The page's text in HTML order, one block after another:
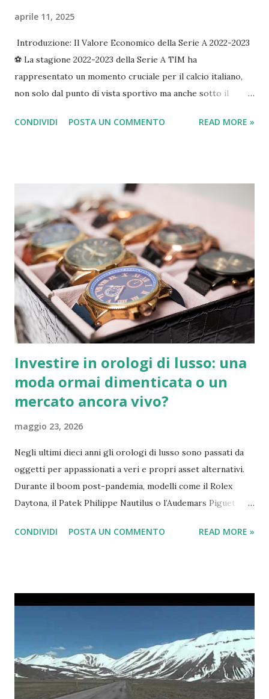
aprile 11, 2025
Introduzione: Il Valore Economico della Serie A 2022-2023
⚽️ La stagione 2022-2023 della Serie A TIM ha
rappresentato un momento cruciale per il calcio italiano,
non solo dal punto di vista sportivo ma anche sotto il
post-pandemica e di rinnovate ambizioni europee, l'analisi
Serie A si conferma un comparto industriale di primo
livello, capace di generare un impatto significativo sul PIL
nazionale, stimato in oltre 11 miliardi di euro considerando
effetti diretti, indiretti e indotti, e sostenendo quasi
130.000 posti di lavoro. La stagione 2022-2023 è stata
particolarmente ricca di eventi sportivi di rilievo. Il Napoli
ha conquistato il suo terzo Scudetto a 33 anni dall'ultimo
trionfo, un successo storico che ha avuto un impatto
notevole anche sui conti de...
CONDIVIDI POSTA UN COMMENTO READ MORE »
Investire in orologi di lusso: una
moda ormai dimenticata o un
mercato ancora vivo?
maggio 23, 2026
Negli ultimi dieci anni gli orologi di lusso sono passati da
oggetti per appassionati a veri e propri asset alternativi.
Durante il boom post-pandemia, modelli come il Rolex
Daytona, il Patek Philippe Nautilus o l’Audemars Piguet
alimentando l’idea che comprare un orologio potesse
chiedono: gli orologi di lusso sono ancora un investimento
orologi di lusso: cosa è successo tra 2020 e 2022 Durante la
pandemia si è verificato un mix unico di fattori: Fattore
Effetto sul mercato Liquidità elevata Più capitale
disponibile per beni alternativi Produzione limitata Forte
CONDIVIDI POSTA UN COMMENTO READ MORE »